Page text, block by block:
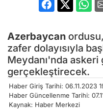
Azerbaycan
zafer dolayısıyla
Meydanı'nda
gerçekleştirecek.
Haber Giriş Tarihi: 06.11.2023
Haber Güncellenme Tarihi:
Kaynak: Haber Merkezi